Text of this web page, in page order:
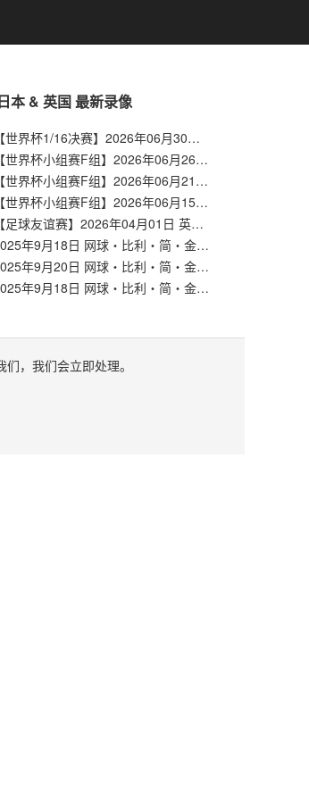
本 & 英国 最新录像
【世界杯1/16决赛】2026年06月30日 巴西vs日本 全场录像在线回放
【世界杯小组赛F组】2026年06月26日 日本vs瑞典 全场录像在线回放
【世界杯小组赛F组】2026年06月21日 突尼斯vs日本 全场录像在线回放
【世界杯小组赛F组】2026年06月15日 荷兰vs日本 全场录像在线回放
【足球友谊赛】2026年04月01日 英格兰vs日本 全场录像在线回放
2025年9月18日 网球・比利・简・金杯深圳总决赛1/4决赛 日本 VS 英国
2025年9月20日 网球・比利・简・金杯深圳总决赛半决赛 美国 VS 英国
2025年9月18日 网球・比利・简・金杯深圳总决赛1/4决赛 日本 VS 英国
，我们会立即处理。